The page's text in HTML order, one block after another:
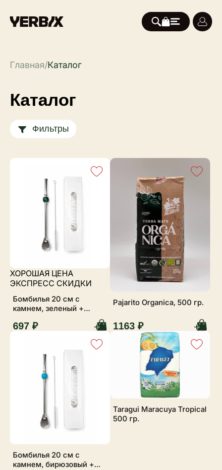
Главная/Каталог
Каталог
Фильтры
ХОРОШАЯ ЦЕНА
ЭКСПРЕСС СКИДКИ
Бомбилья 20 см с
камнем, зеленый +
697 ₽
Pajarito Organica, 500 гр.
1163 ₽
Бомбилья 20 см с
камнем, бирюзовый +
Taragui Maracuya Tropical
500 гр.